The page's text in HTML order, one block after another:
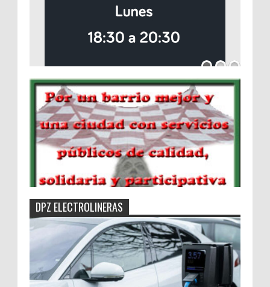
DPZ ELECTROLINERAS